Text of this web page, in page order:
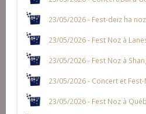
23/05/2026 - Fest-deiz ha
23/05/2026 - Fest Noz à
23/05/2026 - Fest Noz à
23/05/2026 - Concert et
23/05/2026 - Fest Noz à